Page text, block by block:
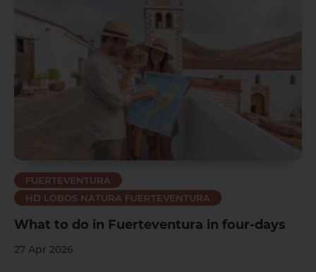
FUERTEVENTURA
HD LOBOS NATURA FUERTEVENTURA
What to do in Fuerteventura in four-days
27 Apr 2026